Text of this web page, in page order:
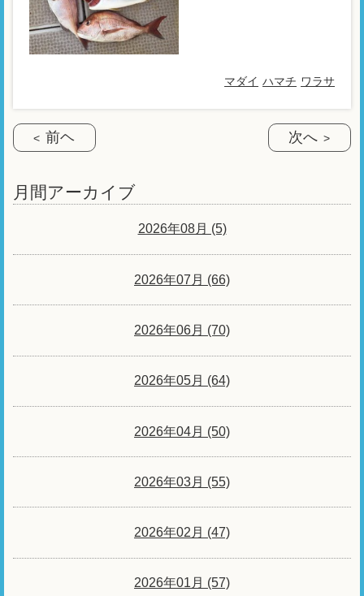
マダイ ハマチ ワラサ
前ヘ 次へ
月間アーカイブ
2026年08月 (5)
2026年07月 (66)
2026年06月 (70)
2026年05月 (64)
2026年04月 (50)
2026年03月 (55)
2026年02月 (47)
2026年01月 (57)